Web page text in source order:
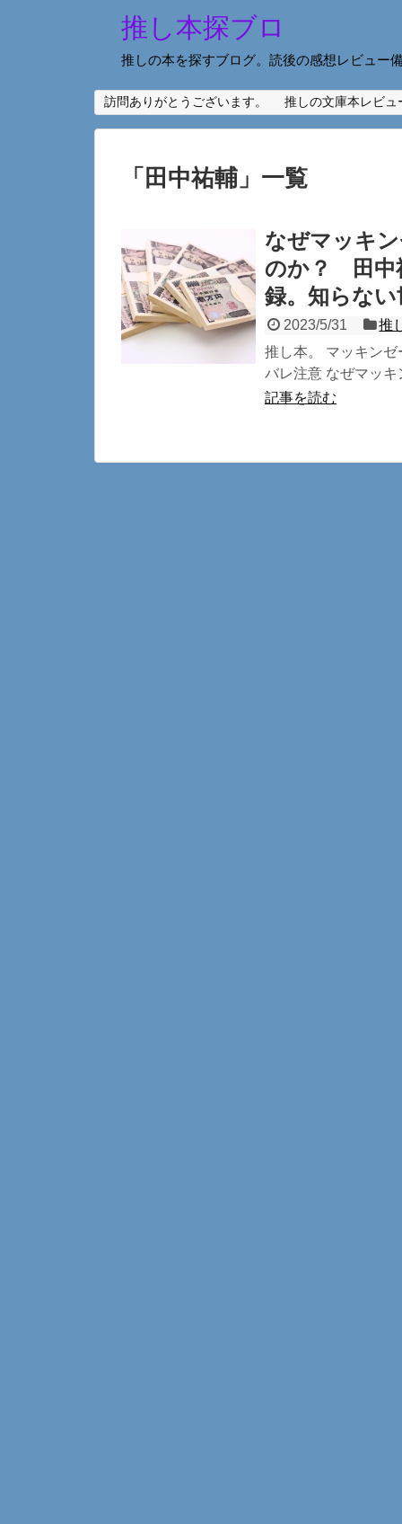
推し本探ブロ
推しの本を探すブログ。読後の感想レビュー
訪問ありがとうございます。 推しの文庫本レビュ
「 田中祐輔 」 一覧
なぜマッキ
のか？ 田中
録。知らない
2023/5/31
推
推し本。 マッキン
バレ注意 なぜマッ
記事を読む